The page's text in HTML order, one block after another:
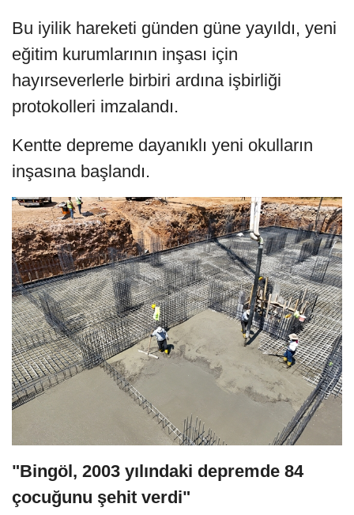
Bu iyilik hareketi günden güne yayıldı, yeni
eğitim kurumlarının inşası için
hayırseverlerle birbiri ardına işbirliği
protokolleri imzalandı.
Kentte depreme dayanıklı yeni okulların
inşasına başlandı.
"Bingöl, 2003 yılındaki depremde 84
çocuğunu şehit verdi"